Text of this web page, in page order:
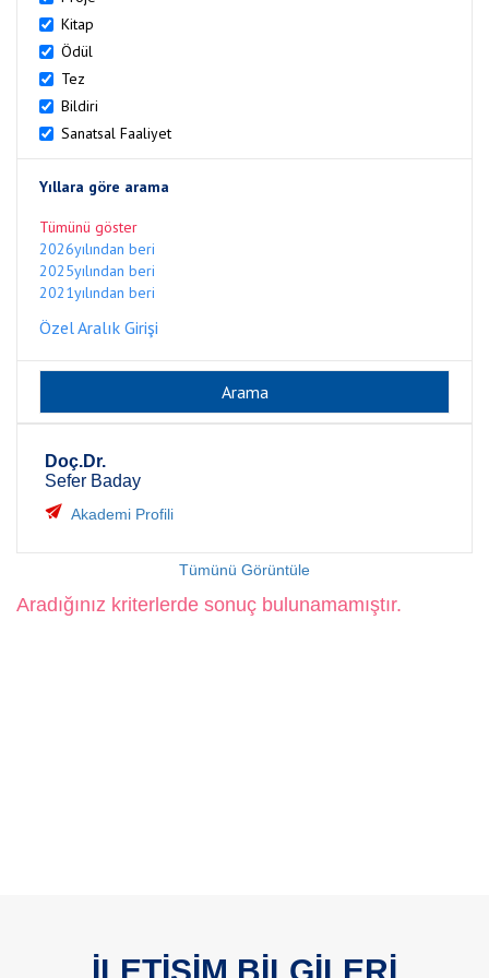
Kitap
Ödül
Tez
Bildiri
Sanatsal Faaliyet
Yıllara göre arama
Tümünü göster
2026yılından beri
2025yılından beri
2021yılından beri
Özel Aralık Girişi
Doç.Dr.
Sefer Baday
Akademi Profili
Tümünü Görüntüle
Aradığınız kriterlerde sonuç bulunamamıştır.